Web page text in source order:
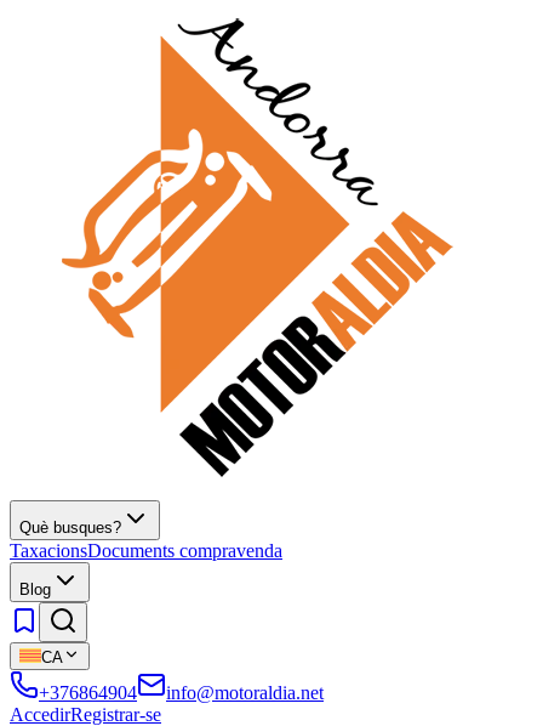
Què busques?
TaxacionsDocuments compravenda
Blog
CA
+376864904
info@motoraldia.net
AccedirRegistrar-se